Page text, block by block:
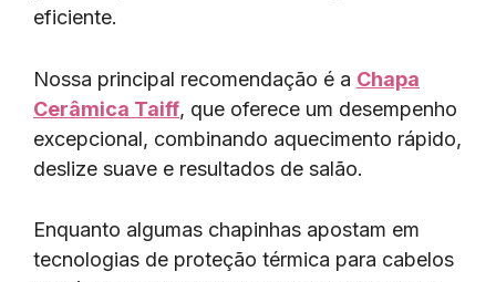
eficiente.
Nossa principal recomendação é a Chapa
Cerâmica Taiff, que oferece um desempenho
excepcional, combinando aquecimento rápido,
deslize suave e resultados de salão.
Enquanto algumas chapinhas apostam em
tecnologias de proteção térmica para cabelos